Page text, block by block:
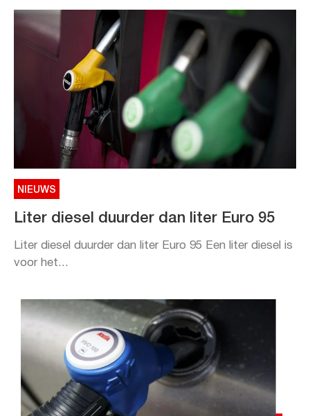
NIEUWS
Liter diesel duurder dan liter Euro 95
Liter diesel duurder dan liter Euro 95 Een liter diesel is
voor het...